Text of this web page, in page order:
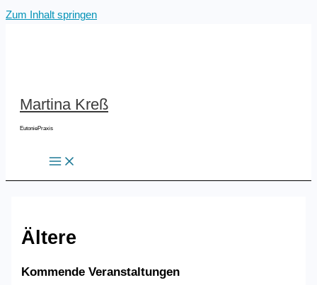
Zum Inhalt springen
Martina Kreß
EutoniePraxis
Ältere
Kommende Veranstaltungen